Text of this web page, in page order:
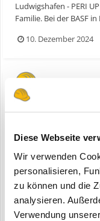
Diese Webseite
Wir verwenden
personalisieren,
zu können und die
analysieren.
Verwendung
Ludwigshafen - PERI
Familie. Bei der BASF
Schutzwand die
neuen Tanklagers.
10. Dezember 2024
PERI UP
Baumaschinen
Ludwigshafen - PERI
Familie. Bei der BASF
Schutzwand die
neuen Tanklagers.
Brückenbauprojekt Zwei
10. Dezember 2024